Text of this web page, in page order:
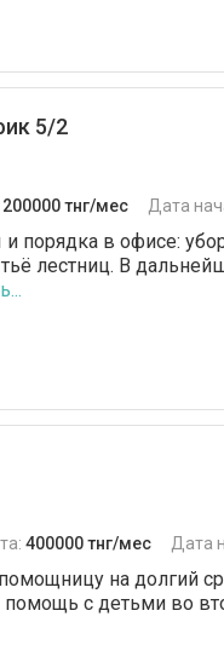
5/2
200000 тнг/мес Дата
порядка в офисе:
лестниц. В
400000 тнг/мес Дата
на долгий
с детьми во